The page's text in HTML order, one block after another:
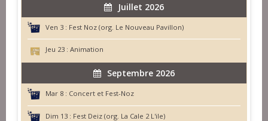
Juillet 2026
Ven 3 : Fest Noz (org. Le Nouveau Pavillon)
Jeu 23 : Animation
Septembre 2026
Mar 8 : Concert et Fest-Noz
Dim 13 : Fest Deiz (org. La Cale 2 L'ile)